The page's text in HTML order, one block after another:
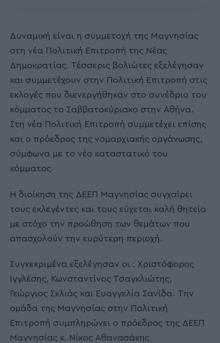
Δυναμική είναι η συμμετοχή της Μαγνησίας
στη νέα Πολιτική Επιτροπή της Νέας
Δημοκρατίας. Τέσσερις βολιώτες εξελέγησαν
και συμμετέχουν στην Πολιτική Επιτροπή στις
εκλογές που διενεργήθηκαν στο συνέδριο του
κόμματος το Σαββατοκύριακο στην Αθήνα.
Στη νέα Πολιτική Επιτροπή συμμετέχει επίσης
και ο πρόεδρος της νομαρχιακής οργάνωσης,
σύμφωνα με το νέο καταστατικό του
κόμματος.
Η διοίκηση της ΔΕΕΠ Μαγνησίας συγχαίρει
τους εκλεγέντες και τους εύχεται καλή θητεία
με στόχο την προώθηση των θεμάτων που
απασχολούν την ευρύτερη περιοχή.
Συγκεκριμένα εξελέγησαν οι : Χριστόφορος
Ιγγλέσης, Κωνσταντίνος Τσαγκλιώτης,
Γεώργιος Σκλιάς και Ευαγγελία Σανίδα. Την
ομάδα της Μαγνησίας στην Πολιτική
Επιτροπή συμπληρώνει ο πρόεδρος της ΔΕΕΠ
Μαγνησίας κ. Νίκος Αθανασάκης.